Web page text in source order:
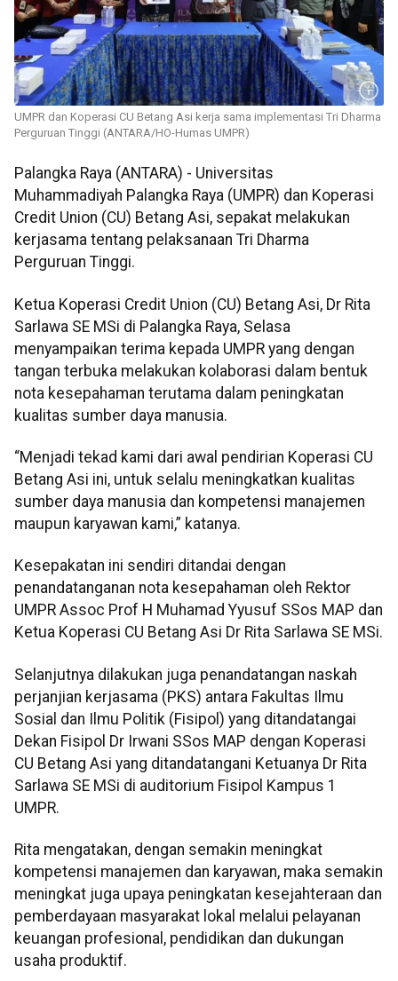
UMPR dan Koperasi CU Betang Asi kerja sama implementasi Tri Dharma
Perguruan Tinggi (ANTARA/HO-Humas UMPR)
Palangka Raya (ANTARA) - Universitas
Muhammadiyah Palangka Raya (UMPR) dan Koperasi
Credit Union (CU) Betang Asi, sepakat melakukan
kerjasama tentang pelaksanaan Tri Dharma
Perguruan Tinggi.
Ketua Koperasi Credit Union (CU) Betang Asi, Dr Rita
Sarlawa SE MSi di Palangka Raya, Selasa
menyampaikan terima kepada UMPR yang dengan
tangan terbuka melakukan kolaborasi dalam bentuk
nota kesepahaman terutama dalam peningkatan
kualitas sumber daya manusia.
“Menjadi tekad kami dari awal pendirian Koperasi CU
Betang Asi ini, untuk selalu meningkatkan kualitas
sumber daya manusia dan kompetensi manajemen
maupun karyawan kami,” katanya.
Kesepakatan ini sendiri ditandai dengan
penandatanganan nota kesepahaman oleh Rektor
UMPR Assoc Prof H Muhamad Yyusuf SSos MAP dan
Ketua Koperasi CU Betang Asi Dr Rita Sarlawa SE MSi.
Selanjutnya dilakukan juga penandatangan naskah
perjanjian kerjasama (PKS) antara Fakultas Ilmu
Sosial dan Ilmu Politik (Fisipol) yang ditandatangai
Dekan Fisipol Dr Irwani SSos MAP dengan Koperasi
CU Betang Asi yang ditandatangani Ketuanya Dr Rita
Sarlawa SE MSi di auditorium Fisipol Kampus 1
UMPR.
Rita mengatakan, dengan semakin meningkat
kompetensi manajemen dan karyawan, maka semakin
meningkat juga upaya peningkatan kesejahteraan dan
pemberdayaan masyarakat lokal melalui pelayanan
keuangan profesional, pendidikan dan dukungan
usaha produktif.